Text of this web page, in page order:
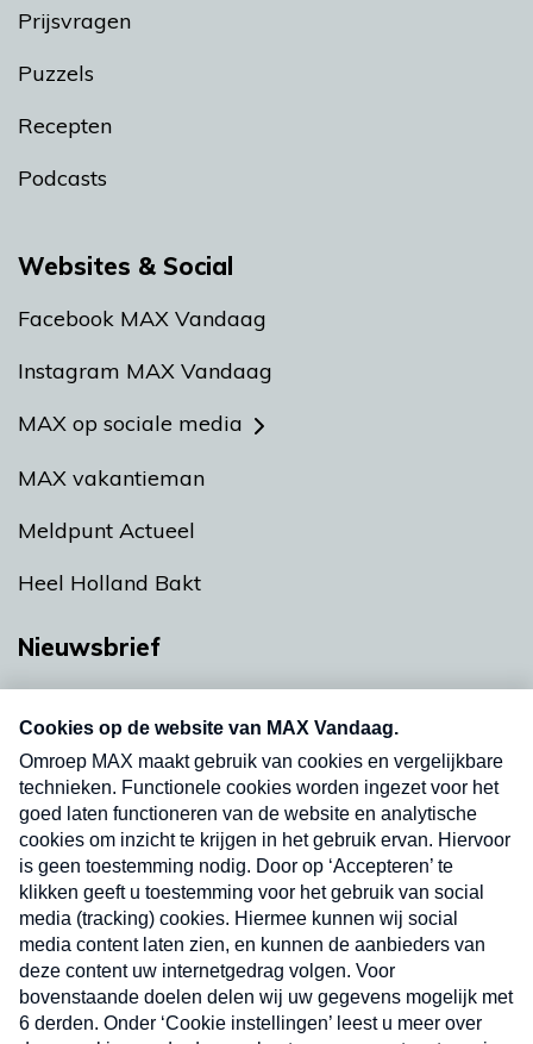
Prijsvragen
Puzzels
Recepten
Podcasts
Websites & Social
Facebook MAX Vandaag
Instagram MAX Vandaag
MAX op sociale media
MAX vakantieman
Meldpunt Actueel
Heel Holland Bakt
Nieuwsbrief
nieuwsbrief. Elke vrijdag- en dinsdagochtend in
uw mailbox.
Verzend